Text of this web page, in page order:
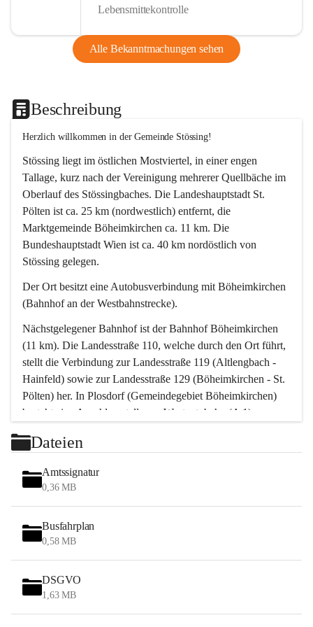
Lebensmittekontrolle
Alle Bekanntmachungen sehen
Beschreibung
Herzlich willkommen in der Gemeinde Stössing!
Stössing liegt im östlichen Mostviertel, in einer engen
Tallage, kurz nach der Vereinigung mehrerer Quellbäche im
Oberlauf des Stössingbaches. Die Landeshauptstadt St.
Pölten ist ca. 25 km (nordwestlich) entfernt, die
Marktgemeinde Böheimkirchen ca. 11 km. Die
Bundeshauptstadt Wien ist ca. 40 km nordöstlich von
Stössing gelegen.
Der Ort besitzt eine Autobusverbindung mit Böheimkirchen
(Bahnhof an der Westbahnstrecke).
Nächstgelegener Bahnhof ist der Bahnhof Böheimkirchen
(11 km). Die Landesstraße 110, welche durch den Ort führt,
stellt die Verbindung zur Landesstraße 119 (Altlengbach -
Hainfeld) sowie zur Landesstraße 129 (Böheimkirchen - St.
Pölten) her. In Plosdorf (Gemeindegebiet Böheimkirchen)
besteht eine Anschlussstelle zur Westautobahn (A 1).
Wien erreicht man in ca. 45 Minuten.
Stössing zählt noch zum Naherholungsraum Wien sowie
zum Naherholungsraum St. Pölten. Viele Bauernhöfe hatten
„ihre Wiener“. Seit 1960 bauten viele Wiener
Wochenendhäuser im Gemeindegebiet. Wegen des
waldreichen Jagdgebietes haben viele Jagdpächter ihre
Das Wandern ist aus touristischer Sicht die bedeutendste
Tätigkeit. Das hügelige Gebiet mit Wanderwegen durch
Wiesen, Wälder und Obstkulturen lädt dazu ein. Gefördert
Dateien
Amtssignatur
0,36 MB
Busfahrplan
0,58 MB
DSGVO
1,63 MB